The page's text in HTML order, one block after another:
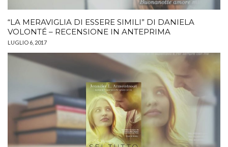
“LA MERAVIGLIA DI ESSERE SIMILI” DI DANIELA
VOLONTÉ – RECENSIONE IN ANTEPRIMA
LUGLIO 6, 2017